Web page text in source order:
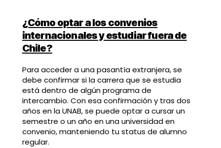
¿Cómo optar a los convenios
internacionales y estudiar fuera de
Chile?
Para acceder a una pasantía extranjera, se
debe confirmar si la carrera que se estudia
está dentro de algún programa de
intercambio. Con esa confirmación y tras dos
años en la UNAB, se puede optar a cursar un
semestre o un año en una universidad en
convenio, manteniendo tu status de alumno
regular.